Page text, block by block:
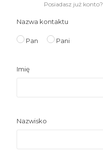
Posiadasz już konto?
Nazwa kontaktu
Pan Pani
Imię
Nazwisko